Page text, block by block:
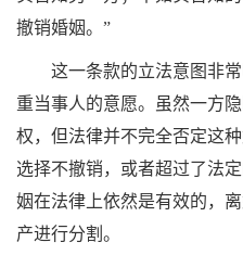
撤销婚姻。”
这一条款的立法意图非
重当事人的意愿。虽然一方
权，但法律并不完全否定这
选择不撤销，或者超过了法
姻在法律上依然是有效的，
产进行分割。